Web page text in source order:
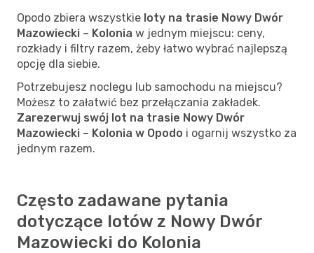
Opodo zbiera wszystkie loty na trasie Nowy Dwór
Mazowiecki – Kolonia w jednym miejscu: ceny,
rozkłady i filtry razem, żeby łatwo wybrać najlepszą
opcję dla siebie.
Potrzebujesz noclegu lub samochodu na miejscu?
Możesz to załatwić bez przełączania zakładek.
Zarezerwuj swój lot na trasie Nowy Dwór
Mazowiecki – Kolonia w Opodo i ogarnij wszystko za
jednym razem.
Często zadawane pytania
dotyczące lotów z Nowy Dwór
Mazowiecki do Kolonia